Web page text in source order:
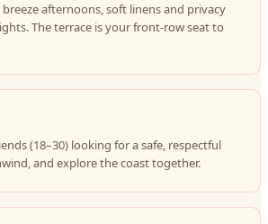
afternoons, soft linens and privacy
The terrace is your front-row seat to
(18–30) looking for a safe, respectful
and explore the coast together.